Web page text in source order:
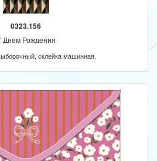
0323.156
Днем Рождения
склейка машинная.